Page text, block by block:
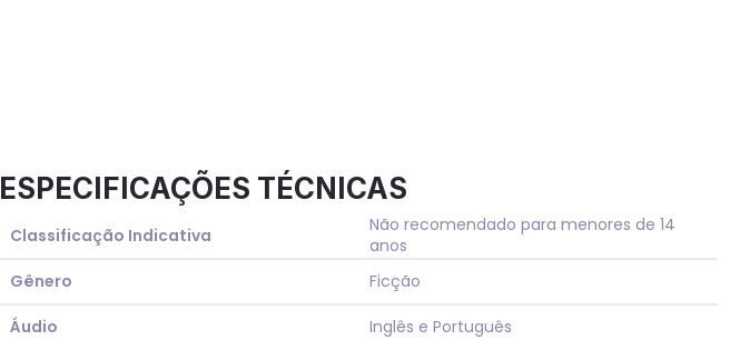
ESPECIFICAÇÕES TÉCNICAS
Classificação Indicativa
Não recomendado para menores de 14
anos
Gênero
Ficção
Áudio Inglês e Português